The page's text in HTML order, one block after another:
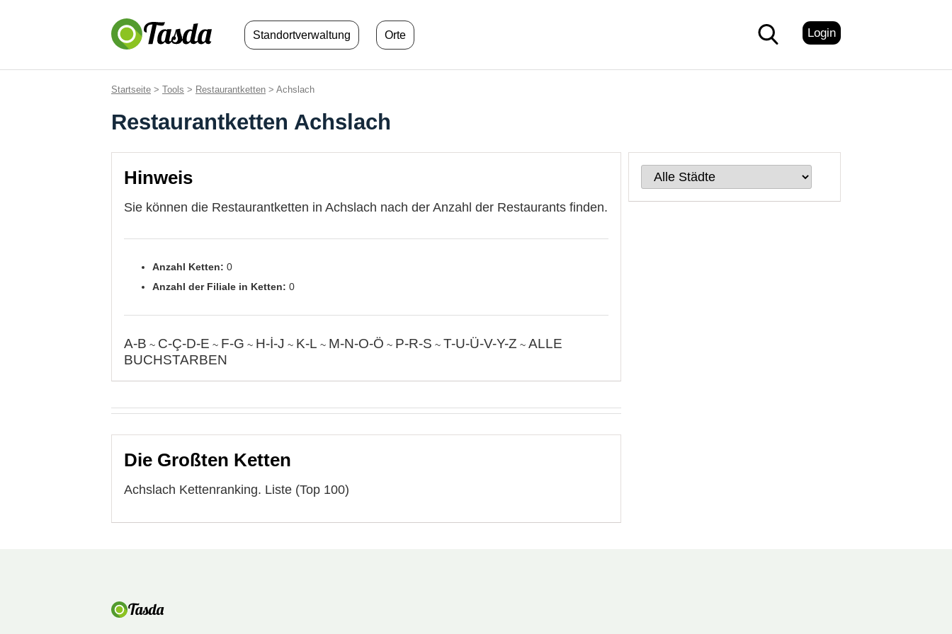
Login
Standortverwaltung Orte
Startseite > Tools > Restaurantketten > Achslach
Restaurantketten Achslach
Hinweis
Sie können die Restaurantketten in Achslach nach der Anzahl der Restaurants finden.
Anzahl Ketten: 0
Anzahl der Filiale in Ketten: 0
A-B ~ C-Ç-D-E ~ F-G ~ H-İ-J ~ K-L ~ M-N-O-Ö ~ P-R-S ~ T-U-Ü-V-Y-Z ~ ALLE
BUCHSTARBEN
Die Großten Ketten
Achslach Kettenranking. Liste (Top 100)